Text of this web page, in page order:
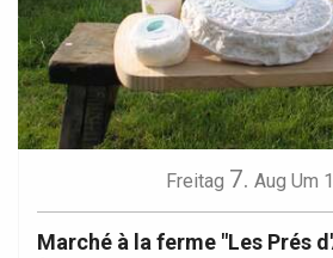
Freitag 7. Aug Um
Marché à la ferme "Les Prés